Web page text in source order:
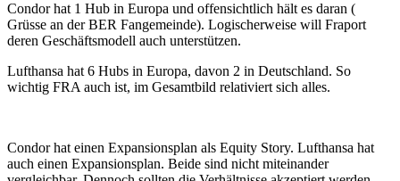
Condor hat 1 Hub in Europa und offensichtlich hält es daran (
Grüsse an der BER Fangemeinde). Logischerweise will Fraport
deren Geschäftsmodell auch unterstützen.
Lufthansa hat 6 Hubs in Europa, davon 2 in Deutschland. So
wichtig FRA auch ist, im Gesamtbild relativiert sich alles.
Condor hat einen Expansionsplan als Equity Story. Lufthansa hat
auch einen Expansionsplan. Beide sind nicht miteinander